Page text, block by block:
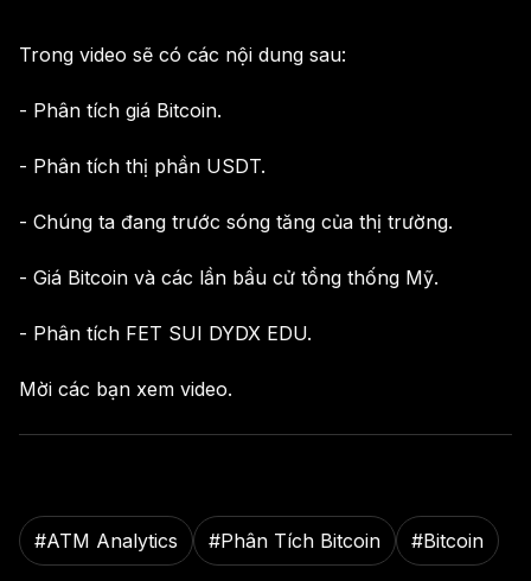
Trong video sẽ có các nội dung sau:
- Phân tích giá Bitcoin.
- Phân tích thị phần USDT.
- Chúng ta đang trước sóng tăng của thị trường.
- Giá Bitcoin và các lần bầu cử tổng thống Mỹ.
- Phân tích FET SUI DYDX EDU.
Mời các bạn xem video.
#ATM Analytics #Phân Tích Bitcoin #Bitcoin